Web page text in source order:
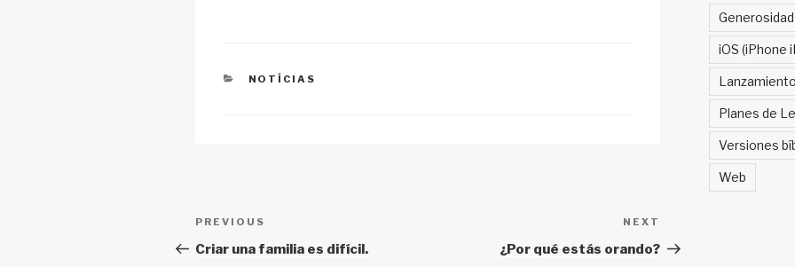
k
CATEGORIES
NOTÍCIAS
Post
navigation
Previous
Post
PREVIOUS
Criar una familia es difícil.
Post
NEXT
¿Por qué estás orando?
Generosidad
iOS (iPhone
Planes de
Versiones
Web